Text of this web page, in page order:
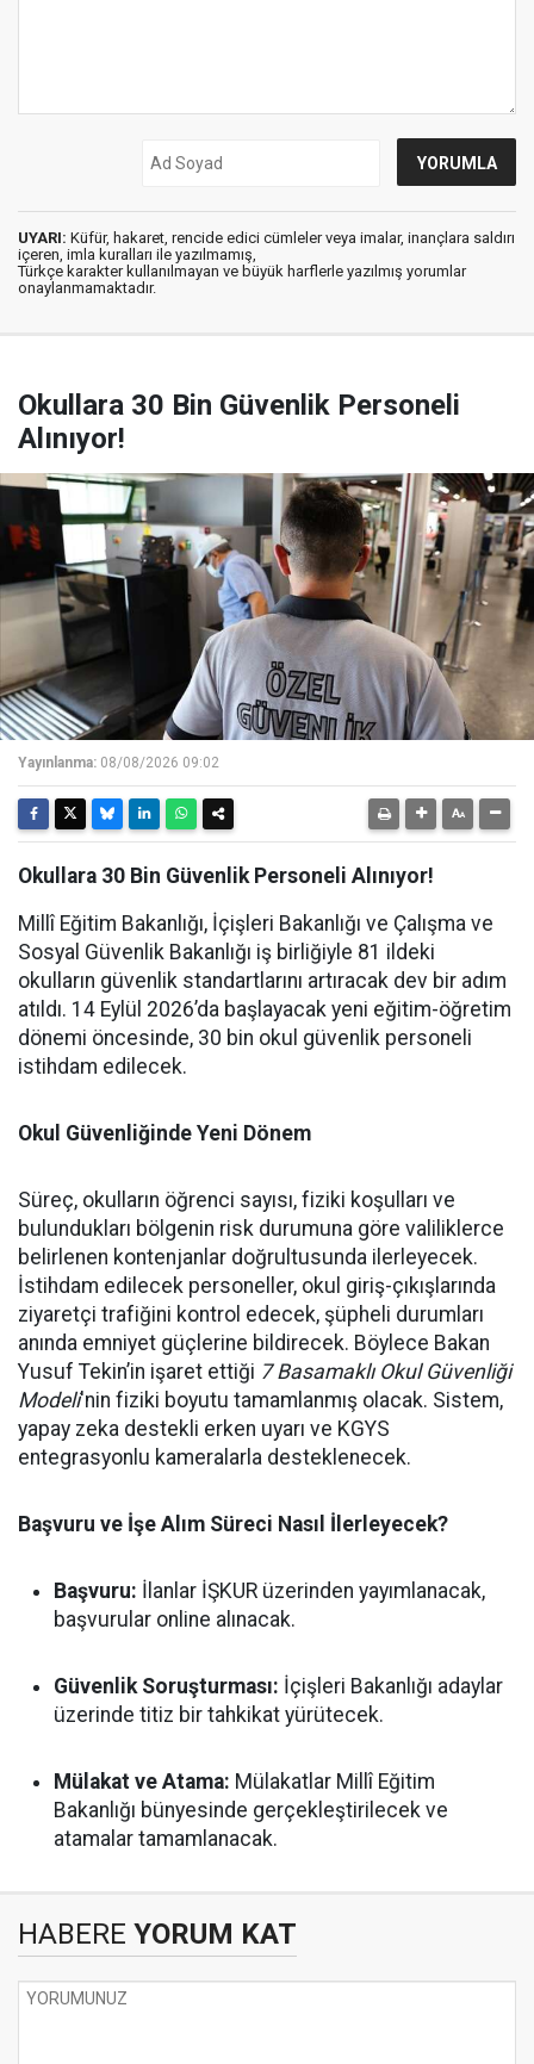
UYARI: Küfür, hakaret, rencide edici cümleler veya imalar, inançlara saldırı
içeren, imla kuralları ile yazılmamış,
Türkçe karakter kullanılmayan ve büyük harflerle yazılmış yorumlar
onaylanmamaktadır.
Okullara 30 Bin Güvenlik Personeli
Alınıyor!
Yayınlanma: 08/08/2026 09:02
Okullara 30 Bin Güvenlik Personeli Alınıyor!
Millî Eğitim Bakanlığı, İçişleri Bakanlığı ve Çalışma ve
Sosyal Güvenlik Bakanlığı iş birliğiyle 81 ildeki
okulların güvenlik standartlarını artıracak dev bir adım
atıldı. 14 Eylül 2026’da başlayacak yeni eğitim-öğretim
dönemi öncesinde, 30 bin okul güvenlik personeli
istihdam edilecek.
Okul Güvenliğinde Yeni Dönem
Süreç, okulların öğrenci sayısı, fiziki koşulları ve
bulundukları bölgenin risk durumuna göre valiliklerce
belirlenen kontenjanlar doğrultusunda ilerleyecek.
İstihdam edilecek personeller, okul giriş-çıkışlarında
ziyaretçi trafiğini kontrol edecek, şüpheli durumları
anında emniyet güçlerine bildirecek. Böylece Bakan
Yusuf Tekin’in işaret ettiği 7 Basamaklı Okul Güvenliği
Modeli'nin fiziki boyutu tamamlanmış olacak. Sistem,
yapay zeka destekli erken uyarı ve KGYS
entegrasyonlu kameralarla desteklenecek.
Başvuru ve İşe Alım Süreci Nasıl İlerleyecek?
Başvuru: İlanlar İŞKUR üzerinden yayımlanacak,
başvurular online alınacak.
Güvenlik Soruşturması: İçişleri Bakanlığı adaylar
üzerinde titiz bir tahkikat yürütecek.
Mülakat ve Atama: Mülakatlar Millî Eğitim
Bakanlığı bünyesinde gerçekleştirilecek ve
atamalar tamamlanacak.
HABERE YORUM KAT